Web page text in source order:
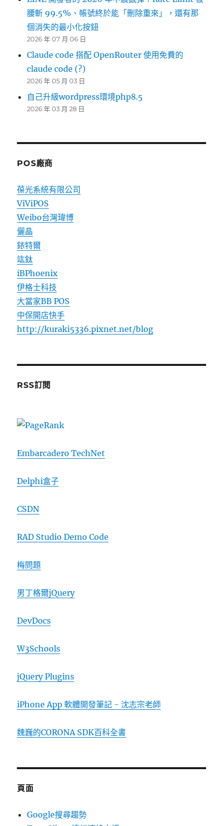
腰斬 99.5%、帳號終於能「刪除重來」，還有那
個消失的最小化按鈕
2026 年 07 月 06 日
Claude code 搭配 OpenRouter 使用免費的
claude code (?)
2026 年 05 月 03 日
自己升級wordpress環境php8.5
2026 年 03 月 28 日
POS廠商
葆光系統有限公司
ViViPOS
Weibo台灣瑋博
儷晶
銥特爾
竑鈦
iBPhoenix
伊格士科技
大當家BB POS
中保開店快手
http://kuraki5336.pixnet.net/blog
RSS訂閱
Embarcadero TechNet
Delphi盒子
CSDN
RAD Studio Demo Code
梅問題
男丁格爾jQuery
DevDocs
W3Schools
jQuery Plugins
iPhone App 軟體開發筆記 - 沈志宗老師
魏巍的CORONA SDK百科全書
頁面
Google搜尋趨勢